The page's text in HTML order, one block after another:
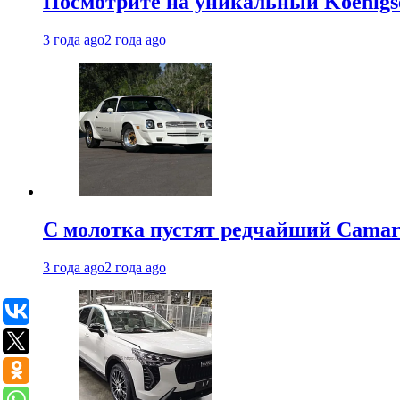
3 года ago2 года ago
С молотка пустят редчайший
3 года ago2 года ago